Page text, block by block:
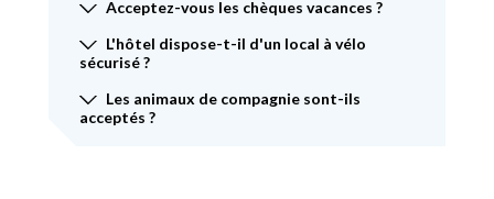
Acceptez-vous les chèques vacances ?
L'hôtel dispose-t-il d'un local à vélo
sécurisé ?
Les animaux de compagnie sont-ils
acceptés ?